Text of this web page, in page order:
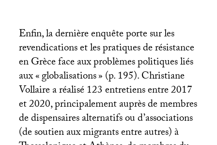
Enfin, la dernière enquête porte sur les
revendications et les pratiques de résistance
en Grèce face aux problèmes politiques liés
aux «globalisations» (p. 195). Christiane
Vollaire a réalisé 123 entretiens entre 2017
et 2020, principalement auprès de membres
de dispensaires alternatifs ou d’associations
(de soutien aux migrants entre autres) à